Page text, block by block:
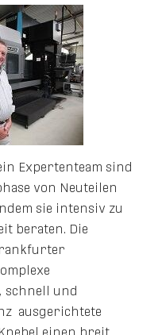
Expertenteam sind
von Neuteilen
sie intensiv zu
beraten. Die
schnell und
ausgerichtete